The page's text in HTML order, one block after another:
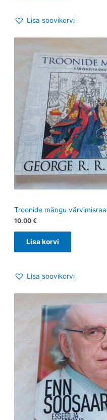
Lisa soovikorvi
Troonide mängu
10.00 €
Lisa korvi
Lisa soovikorvi